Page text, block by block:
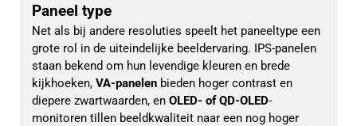
Paneel type
Net als bij andere resoluties speelt het paneeltype een
grote rol in de uiteindelijke beeldervaring. IPS-panelen
staan bekend om hun levendige kleuren en brede
kijkhoeken, VA-panelen bieden hoger contrast en
diepere zwartwaarden, en OLED- of QD-OLED-
monitoren tillen beeldkwaliteit naar een nog hoger